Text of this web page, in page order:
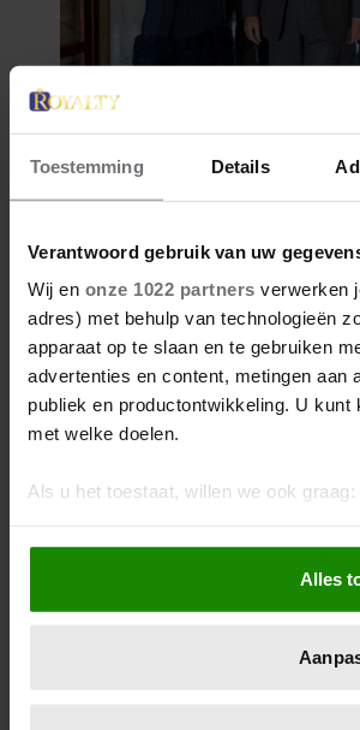
Toestemming Details
Verantwoord gebruik van uw
Wij en onze 1022 partners verwerken
adres) met behulp van technologieën
apparaat op te slaan en te gebruiken
advertenties en content, metingen aan
publiek en productontwikkeling. U
met welke doelen.
Als u het toestaat, willen we ook graag:
meter nauwkeurig kan zijn
Uw apparaat identificeren
eigenschappen (fingerprinting)
in. U
Alles